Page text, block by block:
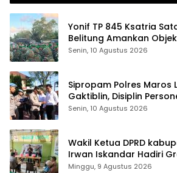
Yonif TP 845 Ksatria
Belitung Amankan
Saat Aksi Penambang
Senin, 10 Agustus 2026
Sipropam Polres Maros
Gaktiblin, Disiplin
Senin, 10 Agustus 2026
Wakil Ketua DPRD
Irwan Iskandar Hadiri
Rumah sehat Pertama
Minggu, 9 Agustus 2026